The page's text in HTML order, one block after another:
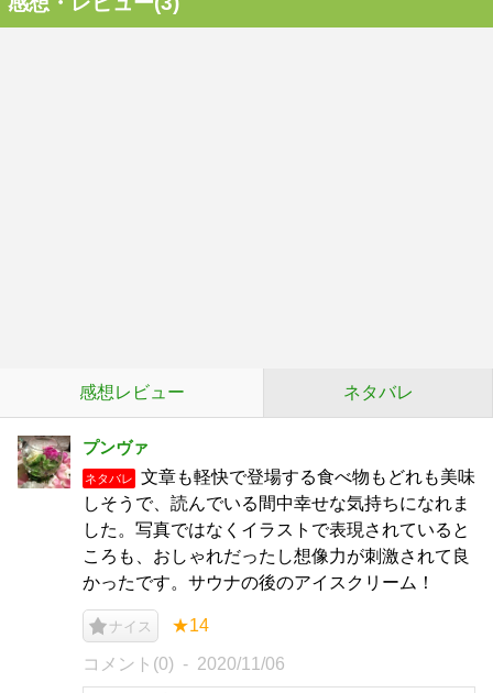
感想レビュー ネタバレ
プンヴァ
ネタバレ
文章も軽快で登場する食べ物もどれも美味
しそうで、読んでいる間中幸せな気持ちになれま
した。写真ではなくイラストで表現されていると
ころも、おしゃれだったし想像力が刺激されて良
かったです。サウナの後のアイスクリーム！
ナイス ★14
コメント(0) 2020/11/06